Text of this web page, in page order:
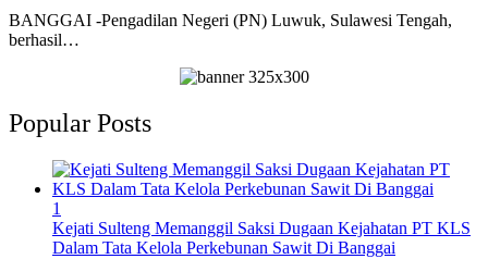
BANGGAI -Pengadilan Negeri (PN) Luwuk, Sulawesi Tengah,
berhasil…
Popular Posts
1
Kejati Sulteng Memanggil Saksi Dugaan Kejahatan PT KLS
Dalam Tata Kelola Perkebunan Sawit Di Banggai